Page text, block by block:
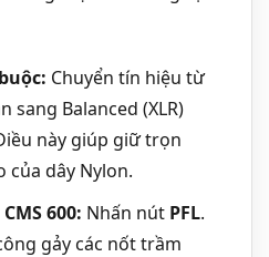
Chuyển tín hiệu từ
sang Balanced (XLR)
này giúp giữ trọn
của dây Nylon.
600: Nhấn nút PFL.
gảy các nốt trầm